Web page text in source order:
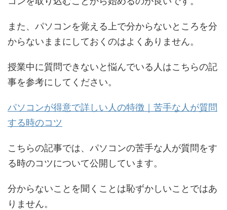
また、パソコンを覚える上で分からないところを分
からないままにしておくのはよくありません。
授業中に質問できないと悩んでいる人はこちらの記
事を参考にしてください。
パソコンが得意で詳しい人の特徴｜苦手な人が質問
する時のコツ
こちらの記事では、パソコンの苦手な人が質問をす
る時のコツについて公開しています。
分からないことを聞くことは恥ずかしいことではあ
りません。